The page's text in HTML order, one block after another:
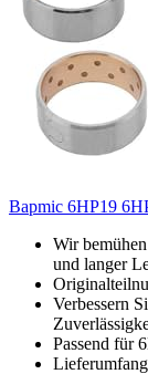
Bapmic 6HP19
Wir
und langer
Verbessern
Passend für